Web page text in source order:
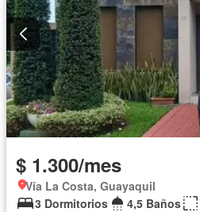
$ 1.300/mes
Vía La Costa, Guayaquil
3 Dormitorios
4,5 Baños